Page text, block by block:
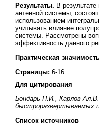
Результаты. В
антенной системы,
использованием
учитывать влияние
системы. Рассмотрены
эффективность данного
Практическая
Страницы: 6-16
Для цитирования
Бондарь П.И., Карлов
быстроразвертываемых
Список источников